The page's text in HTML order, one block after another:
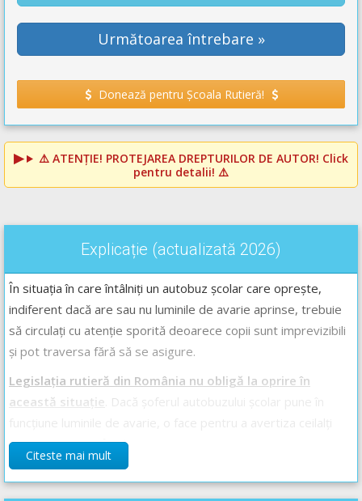
Următoarea întrebare »
Donează pentru Școala Rutieră!
⚠️ ATENȚIE! PROTEJAREA DREPTURILOR DE AUTOR! Click
pentru detalii! ⚠️
Explicație (actualizată 2026)
În situația în care întâlniți un autobuz școlar care oprește,
indiferent dacă are sau nu luminile de avarie aprinse, trebuie
să circulați cu atenție sporită deoarece copii sunt imprevizibili
și pot traversa fără să se asigure.
Legislația rutieră din România nu obligă la oprire în
această situație . Dacă șoferul autobuzului școlar pune în
participanți la trafic că acesta constituie un pericol pentru
ceilalți participanți la trafic, iar din punct de vedere al conduitei
preventive se recomandă reducerea vitezei și sporirea
Citeste mai mult